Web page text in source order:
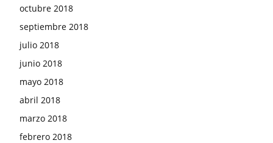
octubre 2018
septiembre 2018
julio 2018
junio 2018
mayo 2018
abril 2018
marzo 2018
febrero 2018